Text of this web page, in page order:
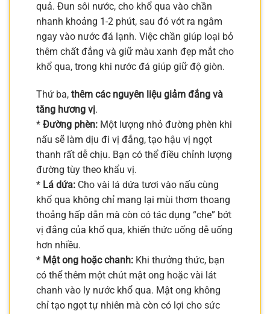
quả. Đun sôi nước, cho khổ qua vào chần
nhanh khoảng 1-2 phút, sau đó vớt ra ngâm
ngay vào nước đá lạnh. Việc chần giúp loại bỏ
thêm chất đắng và giữ màu xanh đẹp mắt cho
khổ qua, trong khi nước đá giúp giữ độ giòn.
Thứ ba, thêm các nguyên liệu giảm đắng và
tăng hương vị.
* Đường phèn: Một lượng nhỏ đường phèn khi
nấu sẽ làm dịu đi vị đắng, tạo hậu vị ngọt
thanh rất dễ chịu. Bạn có thể điều chỉnh lượng
đường tùy theo khẩu vị.
* Lá dứa: Cho vài lá dứa tươi vào nấu cùng
khổ qua không chỉ mang lại mùi thơm thoang
thoảng hấp dẫn mà còn có tác dụng “che” bớt
vị đắng của khổ qua, khiến thức uống dễ uống
hơn nhiều.
* Mật ong hoặc chanh: Khi thưởng thức, bạn
có thể thêm một chút mật ong hoặc vài lát
chanh vào ly nước khổ qua. Mật ong không
chỉ tạo ngọt tự nhiên mà còn có lợi cho sức